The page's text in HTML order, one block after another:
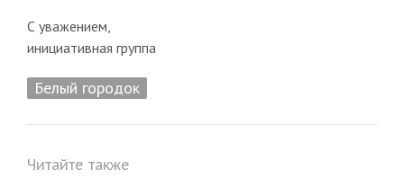
С уважением,
инициативная группа
Белый городок
Читайте также